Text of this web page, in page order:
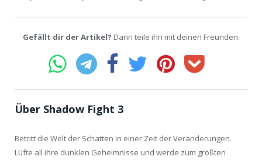
Gefällt dir der Artikel? Dann teile ihn mit deinen Freunden.
Über Shadow Fight 3
Betritt die Welt der Schatten in einer Zeit der Veränderungen.
Lüfte all ihre dunklen Geheimnisse und werde zum größten